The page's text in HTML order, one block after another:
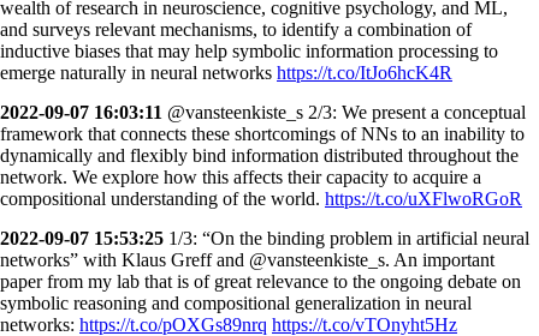
wealth of research in neuroscience, cognitive psychology, and ML,
and surveys relevant mechanisms, to identify a combination of
inductive biases that may help symbolic information processing to
emerge naturally in neural networks https://t.co/ItJo6hcK4R
2022-09-07 16:03:11 @vansteenkiste_s 2/3: We present a conceptual
framework that connects these shortcomings of NNs to an inability to
dynamically and flexibly bind information distributed throughout the
network. We explore how this affects their capacity to acquire a
compositional understanding of the world. https://t.co/uXFlwoRGoR
2022-09-07 15:53:25 1/3: “On the binding problem in artificial neural
networks” with Klaus Greff and @vansteenkiste_s. An important
paper from my lab that is of great relevance to the ongoing debate on
symbolic reasoning and compositional generalization in neural
networks: https://t.co/pOXGs89nrq https://t.co/vTOnyht5Hz